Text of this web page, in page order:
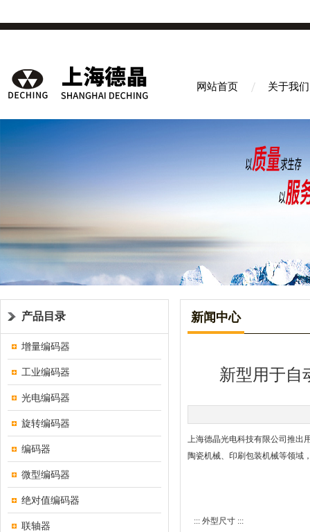
网站首页 关于我们
产品目录
增量编码器
工业编码器
光电编码器
旋转编码器
编码器
微型编码器
绝对值编码器
联轴器
新闻中心
新型用于自
上海德晶光电科技有限公司推出
陶瓷机械、印刷包装机械等领域
::: 外型尺寸 :::